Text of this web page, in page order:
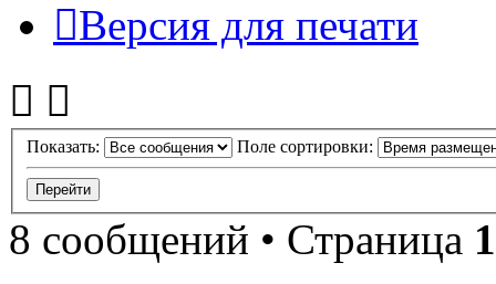
Версия для печати
Показать: Поле сортировки:
8 сообщений • Страница 1